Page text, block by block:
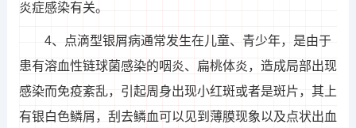
炎症感染有关。
4、点滴型银屑病通常发生在儿童、青少年，是由于
患有溶血性链球菌感染的咽炎、扁桃体炎，造成局部出现
感染而免疫紊乱，引起周身出现小红斑或者是斑片，其上
有银白色鳞屑，刮去鳞血可以见到薄膜现象以及点状出血